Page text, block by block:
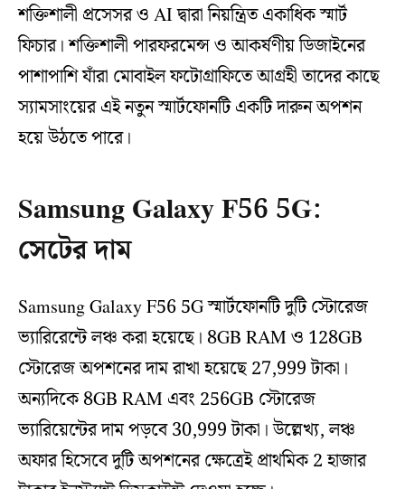
শক্তিশালী প্রসেসর ও AI দ্বারা নিয়ন্ত্রিত একাধিক স্মার্ট
ফিচার। শক্তিশালী পারফরমেন্স ও আকর্ষণীয় ডিজাইনের
পাশাপাশি যাঁরা মোবাইল ফটোগ্রাফিতে আগ্রহী তাদের কাছে
স্যামসাংয়ের এই নতুন স্মার্টফোনটি একটি দারুন অপশন
হয়ে উঠতে পারে।
Samsung Galaxy F56 5G:
সেটের দাম
Samsung Galaxy F56 5G স্মার্টফোনটি দুটি স্টোরেজ
ভ্যারিরেন্টে লঞ্চ করা হয়েছে। 8GB RAM ও 128GB
স্টোরেজ অপশনের দাম রাখা হয়েছে 27,999 টাকা।
অন্যদিকে 8GB RAM এবং 256GB স্টোরেজ
ভ্যারিয়েন্টের দাম পড়বে 30,999 টাকা। উল্লেখ্য, লঞ্চ
অফার হিসেবে দুটি অপশনের ক্ষেত্রেই প্রাথমিক 2 হাজার